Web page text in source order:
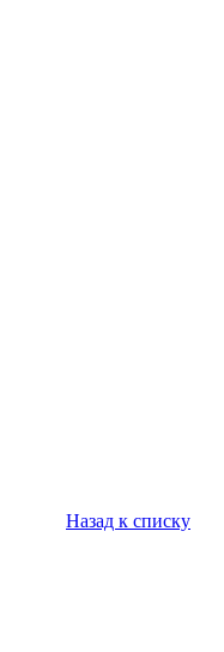
Назад к списку